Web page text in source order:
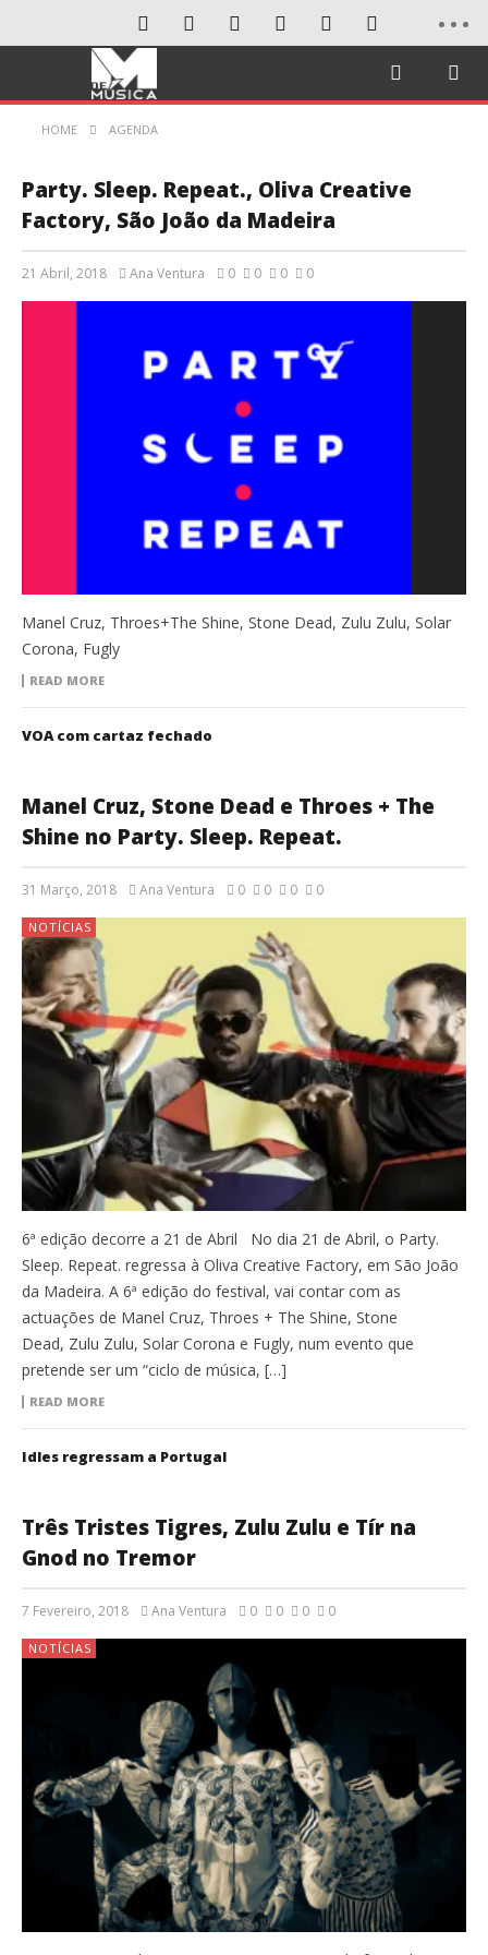
HOME AGENDA
Party. Sleep. Repeat., Oliva Creative
Factory, São João da Madeira
21 Abril, 2018 Ana Ventura 0 0 0 0
Manel Cruz, Throes+The Shine, Stone Dead, Zulu Zulu, Solar
Corona, Fugly
READ MORE
VOA com cartaz fechado
Manel Cruz, Stone Dead e Throes + The
Shine no Party. Sleep. Repeat.
31 Março, 2018 Ana Ventura 0 0 0 0
NOTÍCIAS
6ª edição decorre a 21 de Abril No dia 21 de Abril, o Party.
Sleep. Repeat. regressa à Oliva Creative Factory, em São João
da Madeira. A 6ª edição do festival, vai contar com as
actuações de Manel Cruz, Throes + The Shine, Stone
Dead, Zulu Zulu, Solar Corona e Fugly, num evento que
pretende ser um “ciclo de música, […]
READ MORE
Idles regressam a Portugal
Três Tristes Tigres, Zulu Zulu e Tír na
Gnod no Tremor
7 Fevereiro, 2018 Ana Ventura 0 0 0 0
NOTÍCIAS